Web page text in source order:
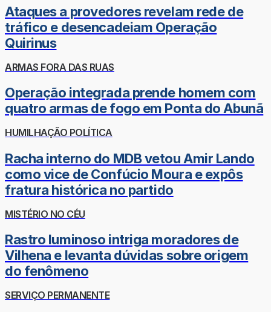
Ataques a provedores revelam rede de
tráfico e desencadeiam Operação
Quirinus
ARMAS FORA DAS RUAS
Operação integrada prende homem com
quatro armas de fogo em Ponta do Abunã
HUMILHAÇÃO POLÍTICA
Racha interno do MDB vetou Amir Lando
como vice de Confúcio Moura e expôs
fratura histórica no partido
MISTÉRIO NO CÉU
Rastro luminoso intriga moradores de
Vilhena e levanta dúvidas sobre origem
do fenômeno
SERVIÇO PERMANENTE